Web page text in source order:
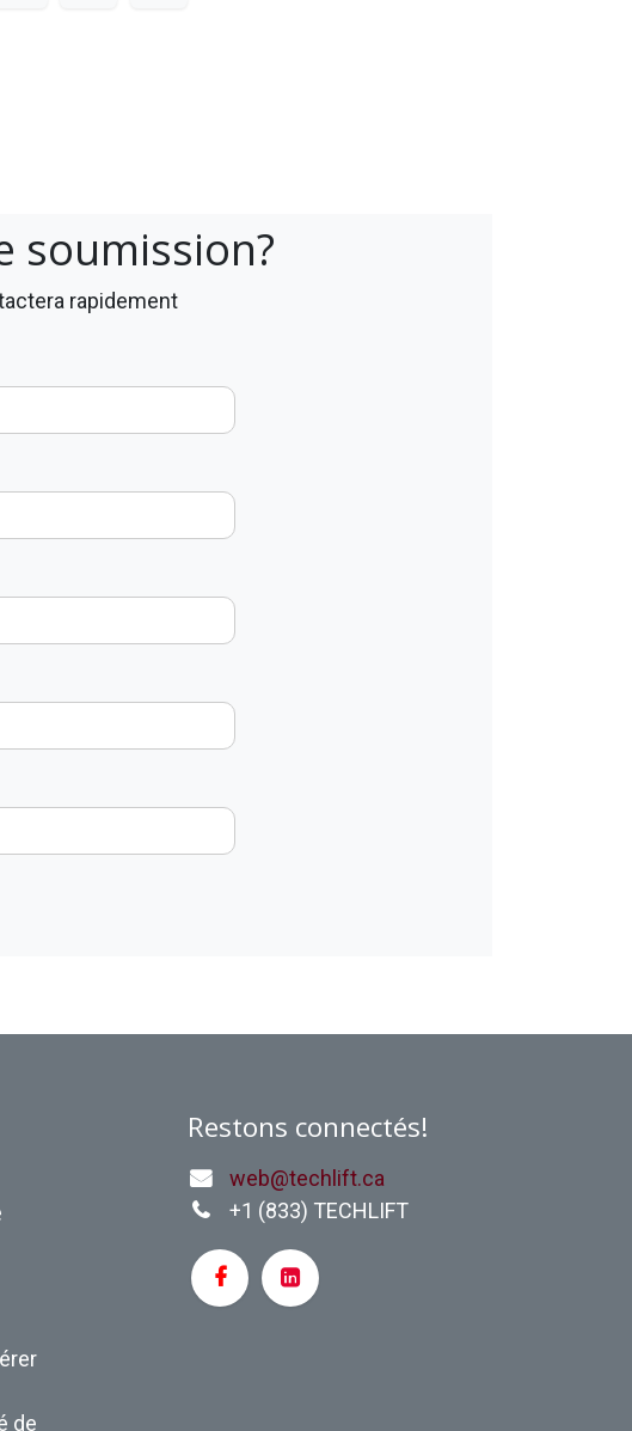
soumission?
rapidement
de
Restons connectés!
web@techlift.ca
+1 (833) TECHLIFT